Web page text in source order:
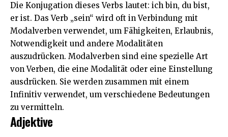
Die Konjugation dieses Verbs lautet: ich bin, du bist,
er ist. Das Verb „sein“ wird oft in Verbindung mit
Modalverben verwendet, um Fähigkeiten, Erlaubnis,
Notwendigkeit und andere Modalitäten
auszudrücken. Modalverben sind eine spezielle Art
von Verben, die eine Modalität oder eine Einstellung
ausdrücken. Sie werden zusammen mit einem
Infinitiv verwendet, um verschiedene Bedeutungen
zu vermitteln.
Adjektive